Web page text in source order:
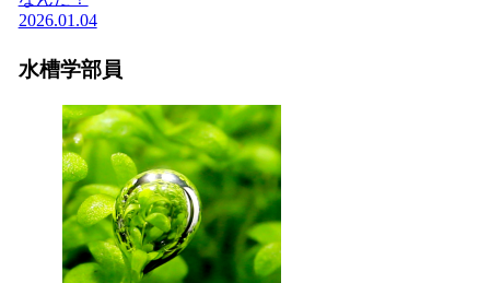
2026.01.04
水槽学部員